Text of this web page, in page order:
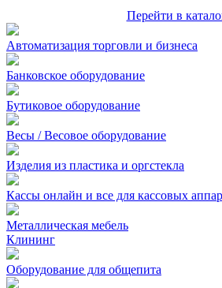
Перейти в
Автоматизация торговли и бизнеса
Банковское оборудование
Бутиковое оборудование
Весы / Весовое оборудование
Изделия из пластика и оргстекла
Кассы онлайн и все для кассовых
Металлическая мебель
Клининг
Оборудование для общепита